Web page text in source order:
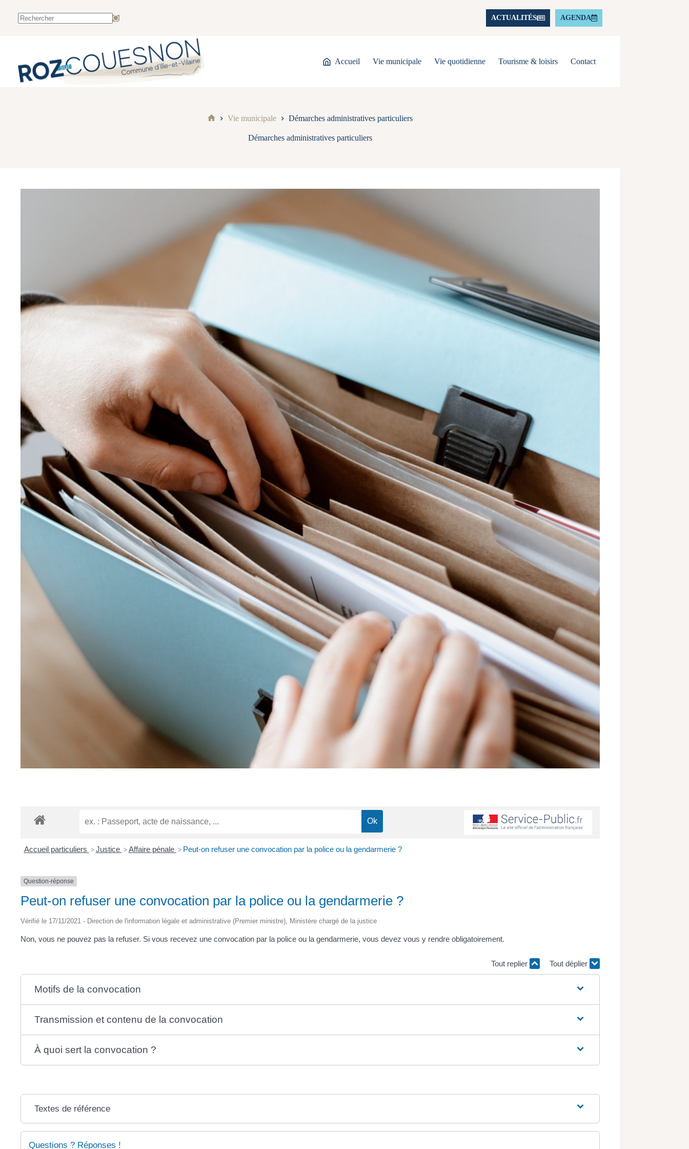
ACTUALITÉS AGENDA
Accueil Vie municipale Vie quotidienne Tourisme & loisirs Contact
Vie municipale Démarches administratives particuliers
Démarches administratives particuliers
Accueil particuliers > Justice > Affaire pénale > Peut-on refuser une convocation par la police ou la gendarmerie ?
Question-réponse
Peut-on refuser une convocation par la police ou la gendarmerie ?
Vérifié le 17/11/2021 - Direction de l'information légale et administrative (Premier ministre), Ministère chargé de la justice
Non, vous ne pouvez pas la refuser. Si vous recevez une convocation par la police ou la gendarmerie, vous devez vous y rendre obligatoirement.
Tout replier Tout déplier
Motifs de la convocation
Transmission et contenu de la convocation
À quoi sert la convocation ?
Textes de référence
Questions ? Réponses !